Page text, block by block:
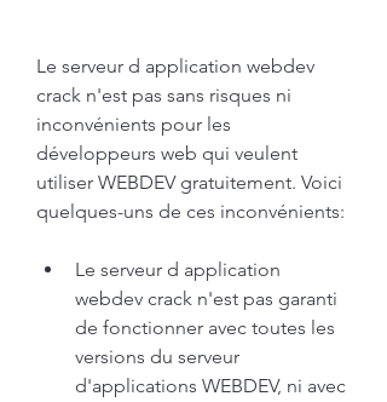
Le serveur d application webdev
crack n'est pas sans risques ni
inconvénients pour les
développeurs web qui veulent
utiliser WEBDEV gratuitement. Voici
quelques-uns de ces inconvénients:
Le serveur d application
webdev crack n'est pas garanti
de fonctionner avec toutes les
versions du serveur
d'applications WEBDEV, ni avec